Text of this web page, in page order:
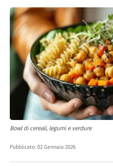
Bowl di cereali, legumi e verdure
Pubblicato: 02 Gennaio 2026